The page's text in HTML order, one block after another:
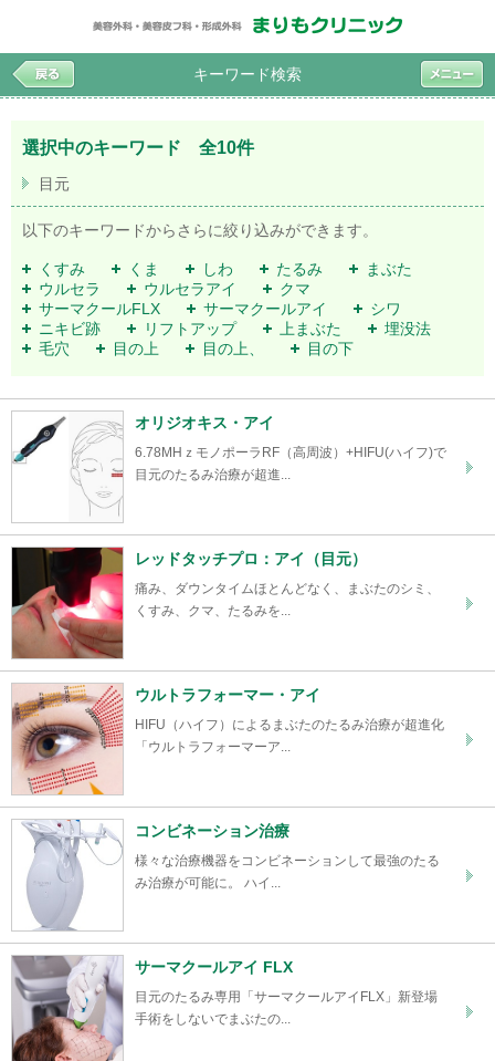
キーワード検索
選択中のキーワード 全10件
目元
以下のキーワードからさらに絞り込みができます。
くすみ くま しわ たるみ
まぶた
ウルセラ
ウルセラアイ
クマ
サーマクールFLX
サーマクールアイ
シワ
ニキビ跡
リフトアップ 上まぶた
埋没法
毛穴
目の上 目の上、 目の下
オリジオキス・アイ
6.78MHｚモノポーラRF（高周波）+HIFU(ハイフ)で
目元のたるみ治療が超進...
レッドタッチプロ：アイ（目元）
痛み、ダウンタイムほとんどなく、まぶたのシミ、
くすみ、クマ、たるみを...
ウルトラフォーマー・アイ
HIFU（ハイフ）によるまぶたのたるみ治療が超進化
「ウルトラフォーマーア...
コンビネーション治療
様々な治療機器をコンビネーションして最強のたる
み治療が可能に。 ハイ...
サーマクールアイ FLX
目元のたるみ専用「サーマクールアイFLX」新登場
手術をしないでまぶたの...